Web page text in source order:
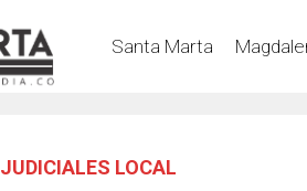
Santa Marta
JUDICIALES LOCAL